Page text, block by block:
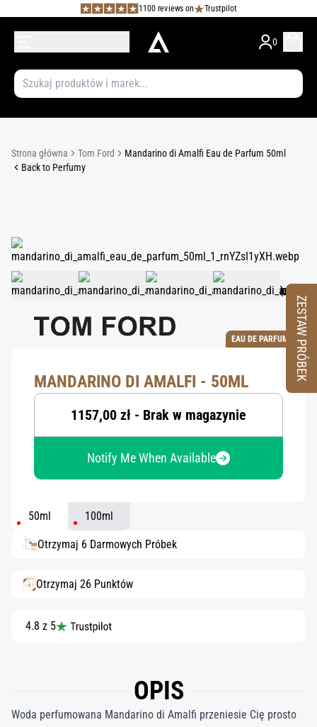
1100 reviews on Trustpilot
0
Strona główna Tom Ford
Mandarino di Amalfi Eau de Parfum 50ml
Back to Perfumy
EAU DE PARFUM
MANDARINO DI AMALFI - 50ML
1157,00 zł - Brak w magazynie
Notify Me When Available
50ml 100ml
Otrzymaj 6 Darmowych Próbek
Otrzymaj 26 Punktów
4.8 z 5
OPIS
Woda perfumowana Mandarino di Amalfi przeniesie Cię prosto
ZESTAW PRÓBEK